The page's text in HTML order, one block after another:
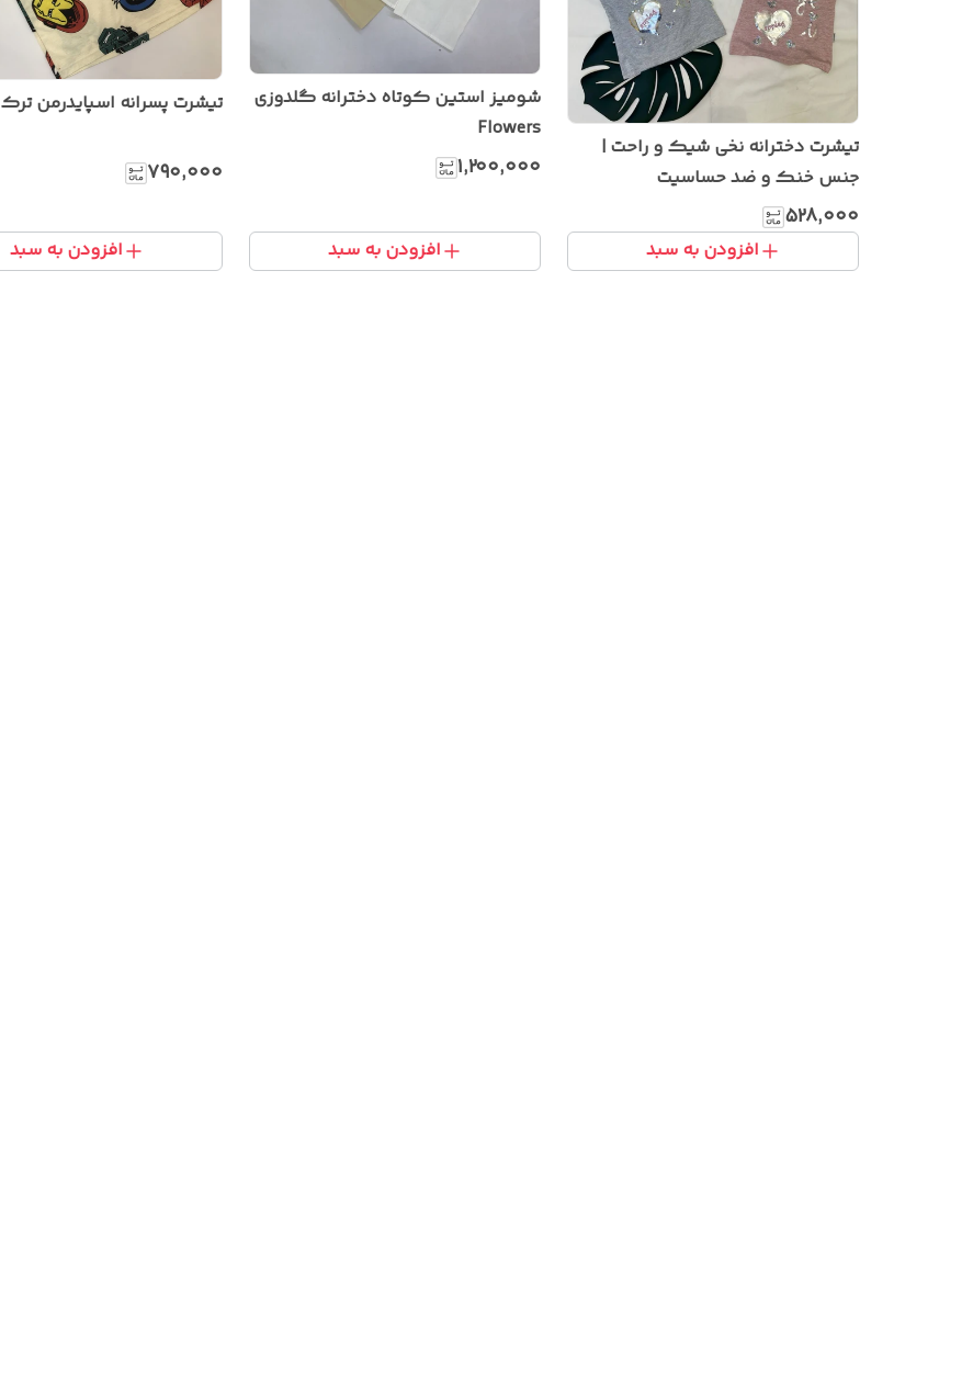
تیشرت دخترانه نخی شیک و راحت |
جنس خنک و ضد حساسیت
۵۲۸٬۰۰۰
افزودن به سبد
شومیز استین کوتاه دخترانه گلدوزی
Flowers
۱٬۲۰۰٬۰۰۰
افزودن به سبد
تیشرت پسرانه اسپایدرمن ترک
۷۹۰٬۰۰۰
افزودن به سبد